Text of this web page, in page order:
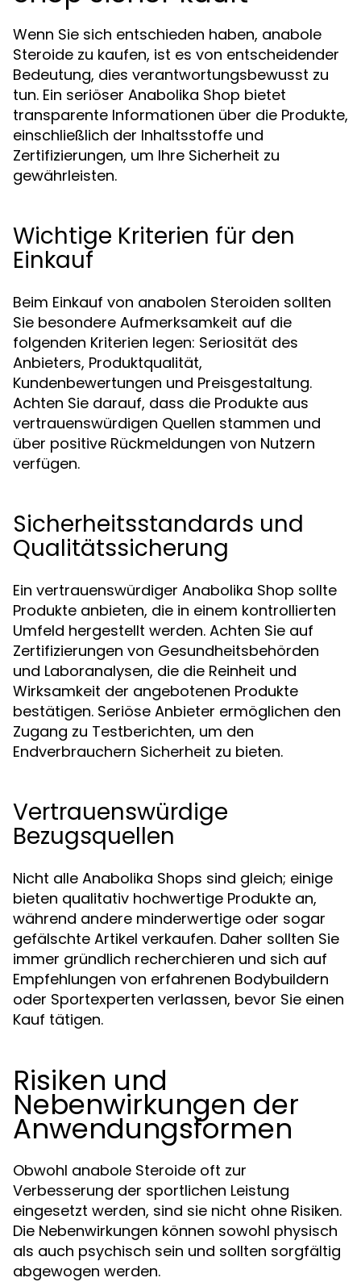
Wenn Sie sich entschieden haben, anabole
Steroide zu kaufen, ist es von entscheidender
Bedeutung, dies verantwortungsbewusst zu
tun. Ein seriöser Anabolika Shop bietet
transparente Informationen über die Produkte,
einschließlich der Inhaltsstoffe und
Zertifizierungen, um Ihre Sicherheit zu
gewährleisten.
Wichtige Kriterien für den
Einkauf
Beim Einkauf von anabolen Steroiden sollten
Sie besondere Aufmerksamkeit auf die
folgenden Kriterien legen: Seriosität des
Anbieters, Produktqualität,
Kundenbewertungen und Preisgestaltung.
Achten Sie darauf, dass die Produkte aus
vertrauenswürdigen Quellen stammen und
über positive Rückmeldungen von Nutzern
verfügen.
Sicherheitsstandards und
Qualitätssicherung
Ein vertrauenswürdiger Anabolika Shop sollte
Produkte anbieten, die in einem kontrollierten
Umfeld hergestellt werden. Achten Sie auf
Zertifizierungen von Gesundheitsbehörden
und Laboranalysen, die die Reinheit und
Wirksamkeit der angebotenen Produkte
bestätigen. Seriöse Anbieter ermöglichen den
Zugang zu Testberichten, um den
Endverbrauchern Sicherheit zu bieten.
Vertrauenswürdige
Bezugsquellen
Nicht alle Anabolika Shops sind gleich; einige
bieten qualitativ hochwertige Produkte an,
während andere minderwertige oder sogar
gefälschte Artikel verkaufen. Daher sollten Sie
immer gründlich recherchieren und sich auf
Empfehlungen von erfahrenen Bodybuildern
oder Sportexperten verlassen, bevor Sie einen
Kauf tätigen.
Risiken und
Nebenwirkungen der
Anwendungsformen
Obwohl anabole Steroide oft zur
Verbesserung der sportlichen Leistung
eingesetzt werden, sind sie nicht ohne Risiken.
Die Nebenwirkungen können sowohl physisch
als auch psychisch sein und sollten sorgfältig
abgewogen werden.